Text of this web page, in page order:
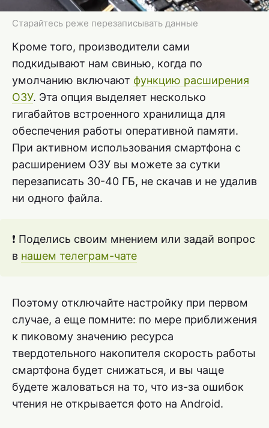
Старайтесь реже перезаписывать данные
Кроме того, производители сами
подкидывают нам свинью, когда по
умолчанию включают функцию расширения
ОЗУ. Эта опция выделяет несколько
гигабайтов встроенного хранилища для
обеспечения работы оперативной памяти.
При активном использования смартфона с
расширением ОЗУ вы можете за сутки
перезаписать 30-40 ГБ, не скачав и не удалив
ни одного файла.
❗ Поделись своим мнением или задай вопрос
в нашем телеграм-чате
Поэтому отключайте настройку при первом
случае, а еще помните: по мере приближения
к пиковому значению ресурса
твердотельного накопителя скорость работы
смартфона будет снижаться, и вы чаще
будете жаловаться на то, что из-за ошибок
чтения не открывается фото на Android.